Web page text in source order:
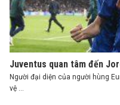
Juventus quan tâm đến
Người đại diện của người hùng
vệ ...